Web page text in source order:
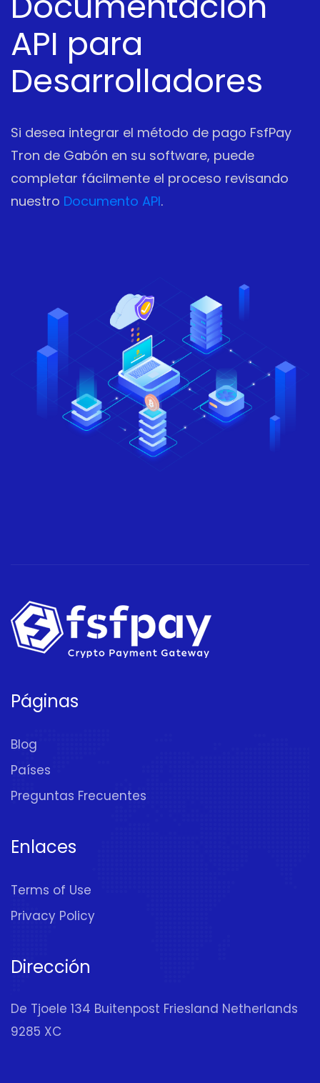
API para
Desarrolladores
Si desea integrar el método de pago FsfPay
Tron de Gabón en su software, puede
completar fácilmente el proceso revisando
nuestro Documento API.
Páginas
Blog
Países
Preguntas Frecuentes
Enlaces
Terms of Use
Privacy Policy
Dirección
De Tjoele 134 Buitenpost Friesland Netherlands
9285 XC